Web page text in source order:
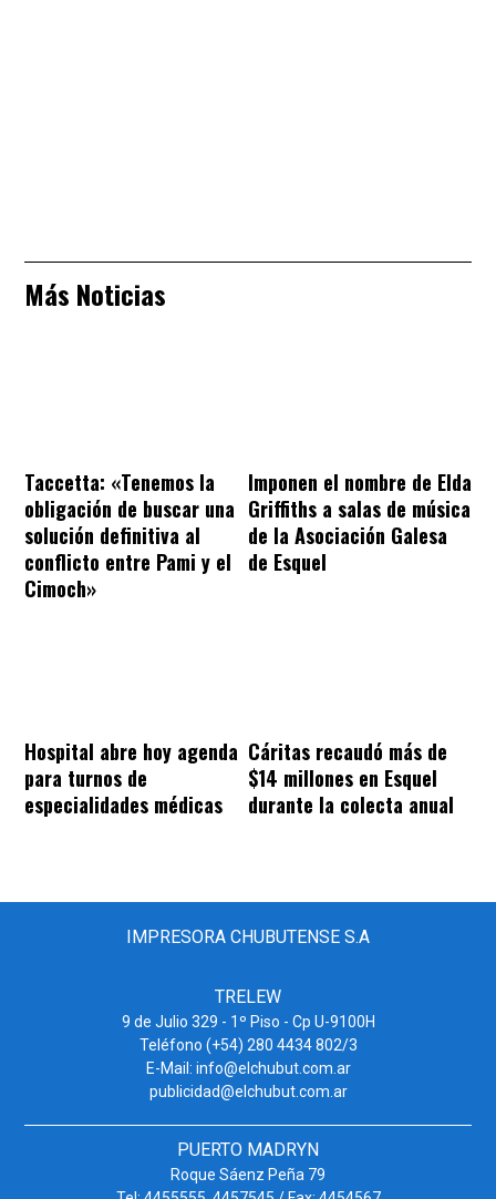
Más Noticias
Taccetta: «Tenemos la
obligación de buscar una
solución definitiva al
conflicto entre Pami y el
Cimoch»
Imponen el nombre de Elda
Griffiths a salas de música
de la Asociación Galesa
de Esquel
Hospital abre hoy agenda
para turnos de
especialidades médicas
Cáritas recaudó más de
$14 millones en Esquel
durante la colecta anual
IMPRESORA CHUBUTENSE S.A
TRELEW
9 de Julio 329 - 1º Piso - Cp U-9100H
Teléfono (+54) 280 4434 802/3
E-Mail: info@elchubut.com.ar
publicidad@elchubut.com.ar
PUERTO MADRYN
Roque Sáenz Peña 79